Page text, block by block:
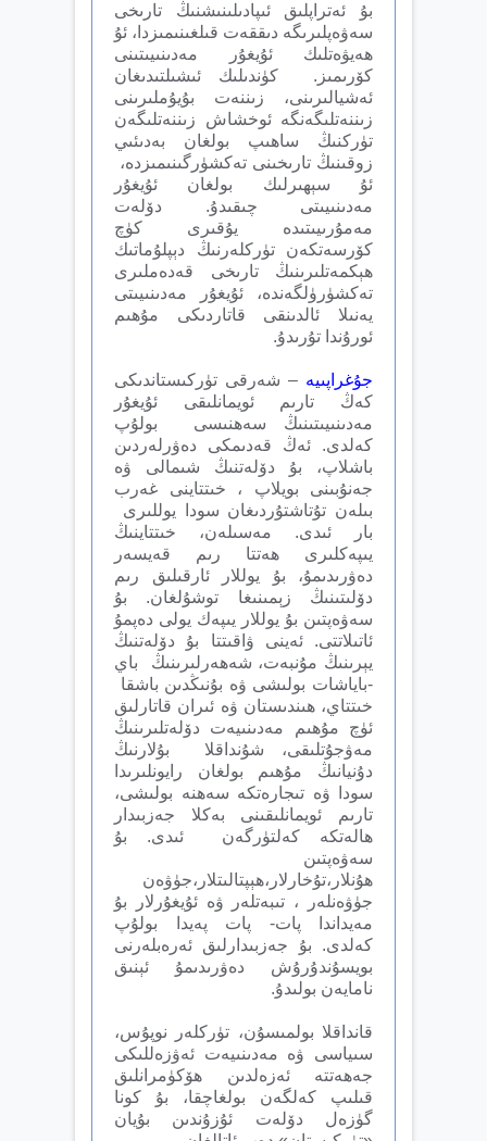
بۇ ئەتراپلىق ئىپادىلىنىشنىڭ تارىخى
سەۋەپلىرىگە دىققەت قىلغىنىمىزدا، ئۇ
ھەيۋەتلىك ئۇيغۇر مەدىنىيىتىنى
كۆرىمىز. كۈندىلىك ئىشىلتىدىغان
ئەشيالىرىنى، زىننەت بۇيۇملىرىنى
زىننەتلىگەنگە ئوخشاش زىننەتلىگەن
تۈركنىڭ ساھىپ بولغان بەدىئىي
زوقىنىڭ تارىخىنى تەكشۈرگىنىمىزدە،
ئۇ سېھىرلىك بولغان ئۇيغۇر
مەدىنىيىتى چىقىدۇ. دۆلەت
مەمۇرىيىتىدە يۇقىرى كۈچ
كۆرسەتكەن تۈركلەرنىڭ دېپلۇماتىك
ھېكمەتلىرىنىڭ تارىخى قەدەملىرى
تەكشۈرۈلگەندە، ئۇيغۇر مەدىنىيىتى
يەنىلا ئالدىنقى قاتاردىكى مۇھىم
ئورۇندا تۇرىدۇ.
جۇغراپىيە – شەرقى تۈركىستاندىكى
كەڭ تارىم ئويمانلىقى ئۇيغۇر
مەدىنىيىتىنىڭ سەھنىسى بولۇپ
كەلدى. ئەڭ قەدىمكى دەۋرلەردىن
باشلاپ، بۇ دۆلەتنىڭ شىمالى ۋە
جەنۇبىنى بويلاپ ، خىتتاينى غەرب
بىلەن تۇتاشتۇردىغان سودا يوللىرى
بار ئىدى. مەسىلەن، خىتتاينىڭ
يىپەكلىرى ھەتتا رىم قەيسەر
دەۋرىدىمۇ، بۇ يوللار ئارقىلىق رىم
دۆلىتىنىڭ زېمىنىغا توشۇلغان. بۇ
سەۋەپتىن بۇ يوللار يىپەك يولى دەپمۇ
ئاتىلاتتى. ئەينى ۋاقىتتا بۇ دۆلەتنىڭ
يېرىنىڭ مۇنبەت، شەھەرلىرىنىڭ باي
-باياشات بولىشى ۋە بۇنىڭدىن باشقا
خىتتاي، ھىندىستان ۋە ئىران قاتارلىق
ئۈچ مۇھىم مەدىنىيەت دۆلەتلىرىنىڭ
مەۋجۇتلىقى، شۇنداقلا بۇلارنىڭ
دۇنيانىڭ مۇھىم بولغان رايونلىرىدا
سودا ۋە تىجارەتكە سەھنە بولىشى،
تارىم ئويمانلىقىنى بەكلا جەزبىدار
ھالەتكە كەلتۈرگەن ئىدى. بۇ
سەۋەپتىن
ھۇنلار،تۇخارلار،ھېپتالىتلار،جۈۋەن
جۈۋەنلەر ، تىبەتلەر ۋە ئۇيغۇرلار بۇ
مەيداندا پات- پات پەيدا بولۇپ
كەلدى. بۇ جەزبىدارلىق ئەرەبلەرنى
بويسۇندۇرۇش دەۋرىدىمۇ ئېنىق
نامايەن بولىدۇ.
قانداقلا بولمىسۇن، تۈركلەر نوپۇس،
سىياسى ۋە مەدىنىيەت ئەۋزەللىكى
جەھەتتە ئەزەلدىن ھۆكۈمرانلىق
قىلىپ كەلگەن بولغاچقا، بۇ كونا
گۈزەل دۆلەت ئۇزۇندىن بۇيان